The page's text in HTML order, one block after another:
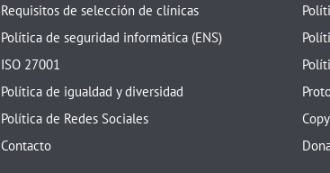
Requisitos de selección de clínicas
Política de seguridad informática (ENS)
ISO 27001
Política de igualdad y diversidad
Política de Redes Sociales
Contacto